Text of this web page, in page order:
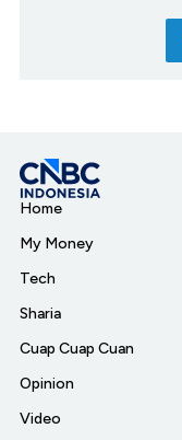
Home
My Money
Tech
Sharia
Cuap Cuap Cuan
Opinion
Video